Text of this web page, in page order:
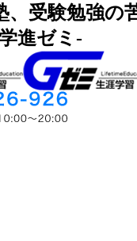
、受験勉強の
進ゼミ-